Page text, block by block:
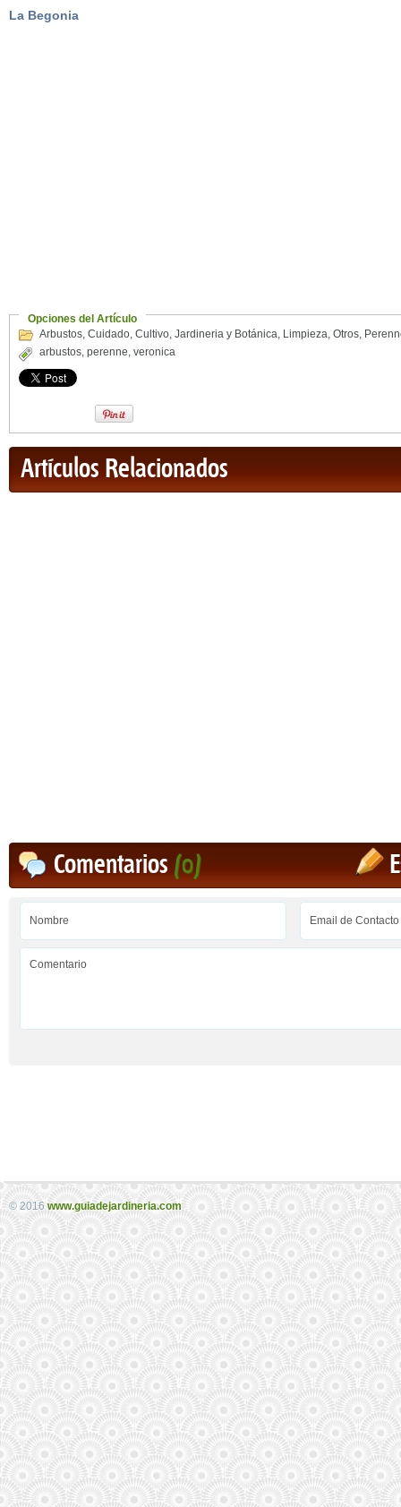
La Begonia
Opciones del Artículo
Arbustos, Cuidado, Cultivo, Jardineria y Botánica, Limpieza, Otros,
arbustos, perenne, veronica
Artículos Relacionados
Comentarios(0)
© 2016www.guiadejardineria.com